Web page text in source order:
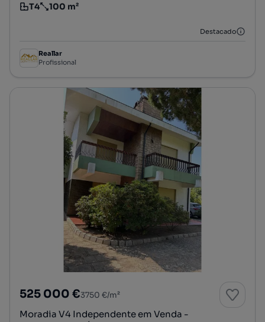
Tipologia
T4
Preço por metro quadrado
100 m²
Destacado
Reallar
Profissional
525 000 €3750 €/m²
Moradia V4 Independente em Venda -